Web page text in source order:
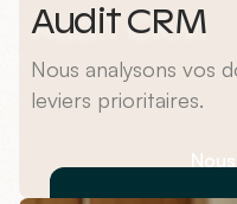
Audit CRM
Nous analysons vos
leviers prioritaires.